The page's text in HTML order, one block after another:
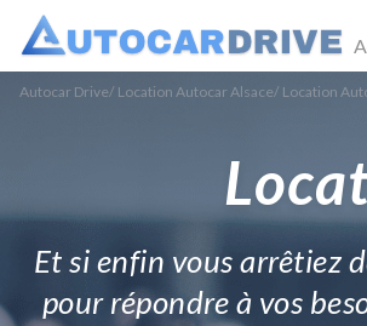
Autocar Drive/ Location Autocar Alsace/ Location
Et si enfin vous arrêtiez
pour répondre à vos